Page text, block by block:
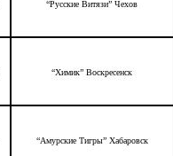
“Русские Витязи” Чехов
“Химик” Воскресенск
“Амурские Тигры” Хабаровск